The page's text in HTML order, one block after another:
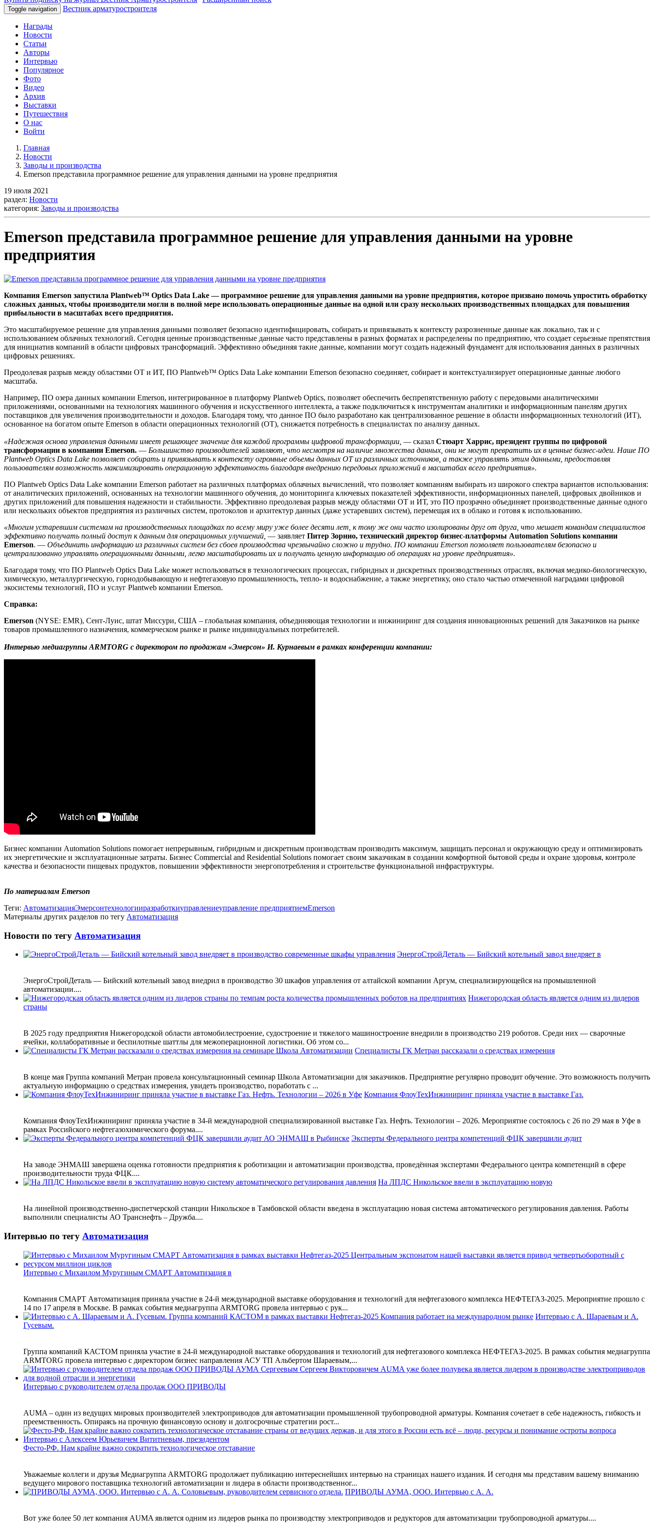
Toggle navigation Вестник арматуростроителя
Награды
Новости
Статьи
Авторы
Интервью
Популярное
Фото
Видео
Архив
Выставки
Путешествия
О нас
Войти
Главная
Новости
Заводы и производства
Emerson представила программное решение для управления данными на уровне предприятия
19 июля 2021
раздел: Новости
категория: Заводы и производства
Emerson представила программное решение для управления данными на уровне
предприятия
Компания Emerson запустила Plantweb™ Optics Data Lake — программное решение для управления данными на уровне предприятия, которое призвано помочь упростить обработку
сложных данных, чтобы производители могли в полной мере использовать операционные данные на одной или сразу нескольких производственных площадках для повышения
прибыльности в масштабах всего предприятия.
Это масштабируемое решение для управления данными позволяет безопасно идентифицировать, собирать и привязывать к контексту разрозненные данные как локально, так и с
использованием облачных технологий. Сегодня ценные производственные данные часто представлены в разных форматах и распределены по предприятию, что создает серьезные препятствия
для инициатив компаний в области цифровых трансформаций. Эффективно объединяя такие данные, компании могут создать надежный фундамент для использования данных в различных
цифровых решениях.
Преодолевая разрыв между областями ОТ и ИТ, ПО Plantweb™ Optics Data Lake компании Emerson безопасно соединяет, собирает и контекстуализирует операционные данные любого
масштаба.
Например, ПО озера данных компании Emerson, интегрированное в платформу Plantweb Optics, позволяет обеспечить беспрепятственную работу с передовыми аналитическими
приложениями, основанными на технологиях машинного обучения и искусственного интеллекта, а также подключиться к инструментам аналитики и информационным панелям других
поставщиков для увеличения производительности и доходов. Благодаря тому, что данное ПО было разработано как централизованное решение в области информационных технологий (ИТ),
основанное на богатом опыте Emerson в области операционных технологий (OT), снижается потребность в специалистах по анализу данных.
«Надежная основа управления данными имеет решающее значение для каждой программы цифровой трансформации, — сказал Стюарт Харрис, президент группы по цифровой
трансформации в компании Emerson. — Большинство производителей заявляют, что несмотря на наличие множества данных, они не могут превратить их в ценные бизнес-идеи. Наше ПО
Plantweb Optics Data Lake позволяет собирать и привязывать к контексту огромные объемы данных OT из различных источников, а также управлять этим данными, предоставляя
пользователям возможность максимизировать операционную эффективность благодаря внедрению передовых приложений в масштабах всего предприятия».
ПО Plantweb Optics Data Lake компании Emerson работает на различных платформах облачных вычислений, что позволяет компаниям выбирать из широкого спектра вариантов использования:
от аналитических приложений, основанных на технологии машинного обучения, до мониторинга ключевых показателей эффективности, информационных панелей, цифровых двойников и
других приложений для повышения надежности и стабильности. Эффективно преодолевая разрыв между областями ОТ и ИТ, это ПО прозрачно объединяет производственные данные одного
или нескольких объектов предприятия из различных систем, протоколов и архитектур данных (даже устаревших систем), перемещая их в облако и готовя к использованию.
«Многим устаревшим системам на производственных площадках по всему миру уже более десяти лет, к тому же они часто изолированы друг от друга, что мешает командам специалистов
эффективно получать полный доступ к данным для операционных улучшений, — заявляет Питер Зорнио, технический директор бизнес-платформы Automation Solutions компании
Emerson. — Объединить информацию из различных систем без сбоев производства чрезвычайно сложно и трудно. ПО компании Emerson позволяет пользователям безопасно и
централизованно управлять операционными данными, легко масштабировать их и получать ценную информацию об операциях на уровне предприятия».
Благодаря тому, что ПО Plantweb Optics Data Lake может использоваться в технологических процессах, гибридных и дискретных производственных отраслях, включая медико-биологическую,
химическую, металлургическую, горнодобывающую и нефтегазовую промышленность, тепло- и водоснабжение, а также энергетику, оно стало частью отмеченной наградами цифровой
экосистемы технологий, ПО и услуг Plantweb компании Emerson.
Справка:
Emerson (NYSE: EMR), Сент-Луис, штат Миссури, США – глобальная компания, объединяющая технологии и инжиниринг для создания инновационных решений для Заказчиков на рынке
товаров промышленного назначения, коммерческом рынке и рынке индивидуальных потребителей.
Интервью медиагруппы ARMTORG с директором по продажам «Эмерсон» И. Курнаевым в рамках конференции компании:
Бизнес компании Automation Solutions помогает непрерывным, гибридным и дискретным производствам производить максимум, защищать персонал и окружающую среду и оптимизировать
их энергетические и эксплуатационные затраты. Бизнес Commercial and Residential Solutions помогает своим заказчикам в создании комфортной бытовой среды и охране здоровья, контроле
качества и безопасности пищевых продуктов, повышении эффективности энергопотребления и строительстве функциональной инфраструктуры.
По материалам Emerson
Теги: АвтоматизацияЭмерсонтехнологииразработкиуправлениеуправление предприятиемEmerson
Материалы других разделов по тегу Автоматизация
Новости по тегу Автоматизация
ЭнергоСтройДеталь — Бийский котельный завод внедряет в
ЭнергоСтройДеталь — Бийский котельный завод внедрил в производство 30 шкафов управления от алтайской компании Аргум, специализирующейся на промышленной
автоматизации....
Нижегородская область является одним из лидеров
страны
В 2025 году предприятия Нижегородской области автомобилестроение, судостроение и тяжелого машиностроение внедрили в производство 219 роботов. Среди них — сварочные
ячейки, коллаборативные и беспилотные шаттлы для межоперационной логистики. Об этом со...
Специалисты ГК Метран рассказали о средствах измерения
В конце мая Группа компаний Метран провела консультационный семинар Школа Автоматизации для заказчиков. Предприятие регулярно проводит обучение. Это возможность получить
актуальную информацию о средствах измерения, увидеть производство, поработать с ...
Компания ФлоуТехИнжиниринг приняла участие в выставке Газ.
Компания ФлоуТехИнжиниринг приняла участие в 34-й международной специализированной выставке Газ. Нефть. Технологии – 2026. Мероприятие состоялось с 26 по 29 мая в Уфе в
рамках Российского нефтегазохимического форума....
Эксперты Федерального центра компетенций ФЦК завершили аудит
На заводе ЭНМАШ завершена оценка готовности предприятия к роботизации и автоматизации производства, проведённая экспертами Федерального центра компетенций в сфере
производительности труда ФЦК....
На ЛПДС Никольское ввели в эксплуатацию новую
На линейной производственно-диспетчерской станции Никольское в Тамбовской области введена в эксплуатацию новая система автоматического регулирования давления. Работы
выполнили специалисты АО Транснефть – Дружба....
Интервью по тегу Автоматизация
Интервью с Михаилом Муругиным СМАРТ Автоматизация в
Компания СМАРТ Автоматизация приняла участие в 24-й международной выставке оборудования и технологий для нефтегазового комплекса НЕФТЕГАЗ-2025. Мероприятие прошло с
14 по 17 апреля в Москве. В рамках события медиагруппа ARMTORG провела интервью с рук...
Интервью с А. Шараевым и А.
Гусевым.
Группа компаний КАСТОМ приняла участие в 24-й международной выставке оборудования и технологий для нефтегазового комплекса НЕФТЕГАЗ-2025. В рамках события медиагруппа
ARMTORG провела интервью с директором бизнес направления АСУ ТП Альбертом Шараевым,...
Интервью с руководителем отдела продаж ООО ПРИВОДЫ
AUMA – один из ведущих мировых производителей электроприводов для автоматизации промышленной трубопроводной арматуры. Компания сочетает в себе надежность, гибкость и
преемственность. Опираясь на прочную финансовую основу и долгосрочные стратегии рост...
Фесто-РФ. Нам крайне важно сократить технологическое отставание
Уважаемые коллеги и друзья Медиагруппа ARMTORG продолжает публикацию интереснейших интервью на страницах нашего издания. И сегодня мы представим вашему вниманию
ведущего мирового поставщика технологий автоматизации и лидера в области производственног...
ПРИВОДЫ АУМА, ООО. Интервью с А. А.
Вот уже более 50 лет компания AUMA является одним из лидеров рынка по производству электроприводов и редукторов для автоматизации трубопроводной арматуры....